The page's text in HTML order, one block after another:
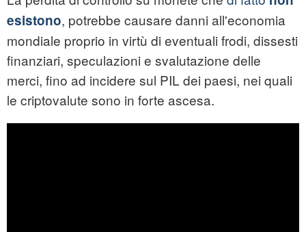
esistono, potrebbe causare danni all'economia
mondiale proprio in virtù di eventuali frodi, dissesti
finanziari, speculazioni e svalutazione delle
merci, fino ad incidere sul PIL dei paesi, nei quali
le criptovalute sono in forte ascesa.